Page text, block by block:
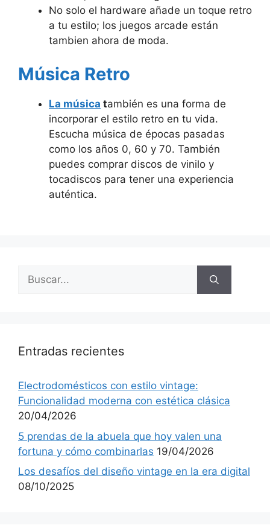
No solo el hardware añade un toque retro
a tu estilo; los juegos arcade están
tambien ahora de moda.
Música Retro
La música también es una forma de
incorporar el estilo retro en tu vida.
Escucha música de épocas pasadas
como los años 0, 60 y 70. También
puedes comprar discos de vinilo y
tocadiscos para tener una experiencia
auténtica.
Buscar:
Entradas recientes
Electrodomésticos con estilo vintage:
Funcionalidad moderna con estética clásica
20/04/2026
5 prendas de la abuela que hoy valen una
fortuna y cómo combinarlas 19/04/2026
Los desafíos del diseño vintage en la era digital
08/10/2025